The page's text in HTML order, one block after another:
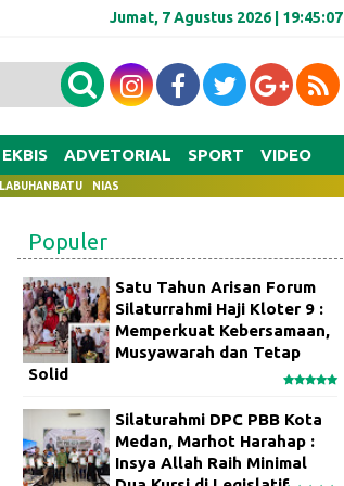
Jumat, 7 Agustus 2026 | 19:45:08
EKBIS ADVETORIAL SPORT VIDEO
LABUHANBATU NIAS
Populer
Satu Tahun Arisan Forum
Silaturrahmi Haji Kloter 9 :
Memperkuat Kebersamaan,
Musyawarah dan Tetap
Solid
Silaturahmi DPC PBB Kota
Medan, Marhot Harahap :
Insya Allah Raih Minimal